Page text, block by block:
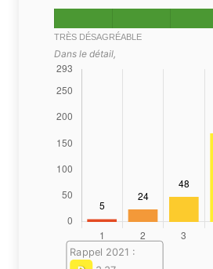
TRÈS DÉSAGRÉABLE
Dans le détail,
Rappel 2021 :